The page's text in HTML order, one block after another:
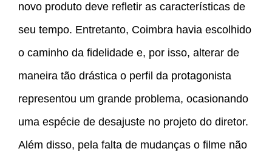
novo produto deve refletir as características de
seu tempo. Entretanto, Coimbra havia escolhido
o caminho da fidelidade e, por isso, alterar de
maneira tão drástica o perfil da protagonista
representou um grande problema, ocasionando
uma espécie de desajuste no projeto do diretor.
Além disso, pela falta de mudanças o filme não